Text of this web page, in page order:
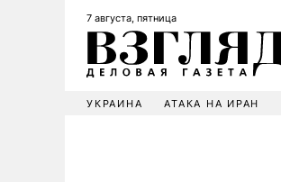
7 августа, пятница
УКРАИНА АТАКА НА ИРАН